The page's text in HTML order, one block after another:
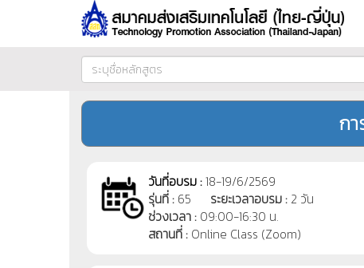
ก
วันที่อบรม :18-19/6/2569
รุ่นที่ : 65 ระยะเวลาอบรม : 2 วัน
ช่วงเวลา : 09:00-16:30 น.
สถานที่ : Online Class (Zoom)